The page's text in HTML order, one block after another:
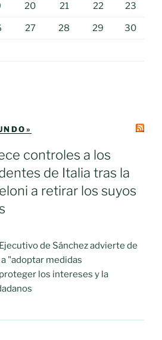
20 21 22 23
27 28 29 30
controles a los
de Italia tras la
a retirar los suyos
de Sánchez advierte de
"adoptar medidas
los intereses y la